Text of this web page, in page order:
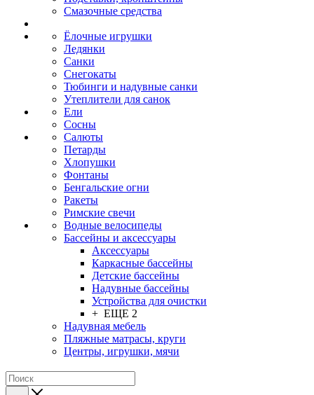
Смазочные средства
Ёлочные игрушки
Ледянки
Санки
Снегокаты
Тюбинги и надувные санки
Утеплители для санок
Ели
Сосны
Салюты
Петарды
Хлопушки
Фонтаны
Бенгальские огни
Ракеты
Римские свечи
Водные велосипеды
Бассейны и аксессуары
Аксессуары
Каркасные бассейны
Детские бассейны
Надувные бассейны
Устройства для очистки
+ ЕЩЕ 2
Надувная мебель
Пляжные матрасы, круги
Центры, игрушки, мячи